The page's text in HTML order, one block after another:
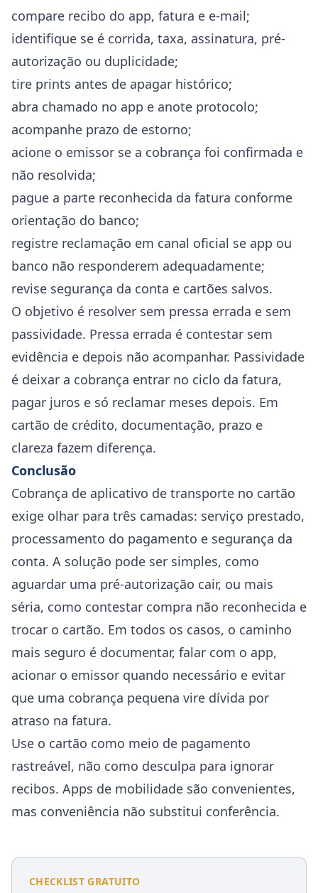
compare recibo do app, fatura e e-mail;
identifique se é corrida, taxa, assinatura, pré-
autorização ou duplicidade;
tire prints antes de apagar histórico;
abra chamado no app e anote protocolo;
acompanhe prazo de estorno;
acione o emissor se a cobrança foi confirmada e
não resolvida;
pague a parte reconhecida da fatura conforme
orientação do banco;
registre reclamação em canal oficial se app ou
banco não responderem adequadamente;
revise segurança da conta e cartões salvos.
O objetivo é resolver sem pressa errada e sem
passividade. Pressa errada é contestar sem
evidência e depois não acompanhar. Passividade
é deixar a cobrança entrar no ciclo da fatura,
pagar juros e só reclamar meses depois. Em
cartão de crédito, documentação, prazo e
clareza fazem diferença.
Conclusão
Cobrança de aplicativo de transporte no cartão
exige olhar para três camadas: serviço prestado,
processamento do pagamento e segurança da
conta. A solução pode ser simples, como
aguardar uma pré-autorização cair, ou mais
séria, como contestar compra não reconhecida e
trocar o cartão. Em todos os casos, o caminho
mais seguro é documentar, falar com o app,
acionar o emissor quando necessário e evitar
que uma cobrança pequena vire dívida por
atraso na fatura.
Use o cartão como meio de pagamento
rastreável, não como desculpa para ignorar
recibos. Apps de mobilidade são convenientes,
mas conveniência não substitui conferência.
CHECKLIST GRATUITO